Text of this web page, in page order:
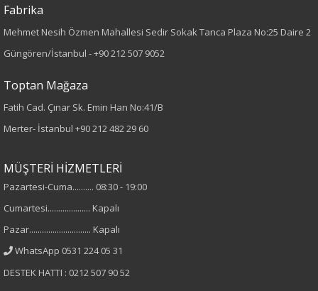
Örme
Desen
Kumaş
Yaka Tipi
Cinsiyet
Fabrika
Mehmet Nesih Özmen Mahallesi Sedir Sokak Tanca Plaza No:25 Daire 2
Güngören/İstanbul -+90 212 507 9052
Toptan Mağaza
Fatih Cad. Çınar Sk. Emin Han No:41/B
Merter- İstanbul +90 212 482 29 60
MÜŞTERİ HİZMETLERİ
Pazartesi-Cuma.......... 08:30 - 19:00
Cumartesi.................... Kapalı
Pazar............................. Kapalı
WhatsApp 0531 224 05 31
DESTEK HATTI : 0212 507 90 52